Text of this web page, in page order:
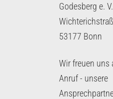
Godesberg e. V.
53177 Bonn
Wir freuen uns
Anruf - unsere